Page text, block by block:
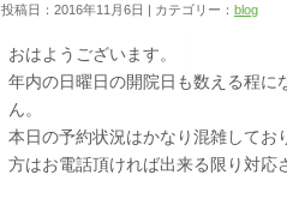
投稿日：2016年11月6日 | カテゴリー： blog
おはようございます。
年内の日曜日の開院日も数える程に
ん。
本日の予約状況はかなり混雑してお
方はお電話頂ければ出来る限り対応